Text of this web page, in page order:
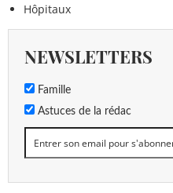
Hôpitaux
NEWSLETTERS
Famille
Astuces de la rédac